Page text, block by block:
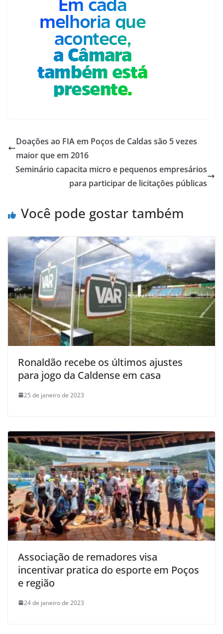
Doações ao FIA em Poços de Caldas são 5 vezes
maior que em 2016
Seminário capacita micro e pequenos empresários
para participar de licitações públicas
Você pode gostar também
Ronaldão recebe os últimos ajustes
para jogo da Caldense em casa
25 de janeiro de 2023
Associação de remadores visa
incentivar pratica do esporte em Poços
e região
24 de janeiro de 2023